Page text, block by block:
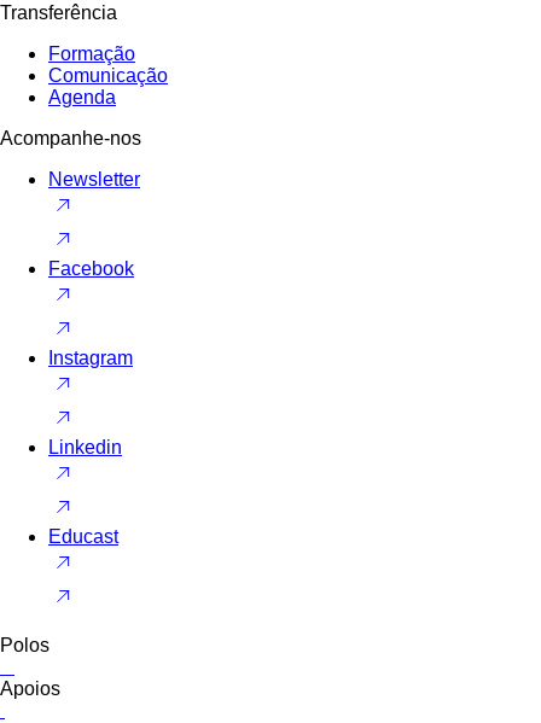
Transferência
Formação
Comunicação
Agenda
Acompanhe-nos
Newsletter
Facebook
Instagram
Linkedin
Educast
Polos
Apoios